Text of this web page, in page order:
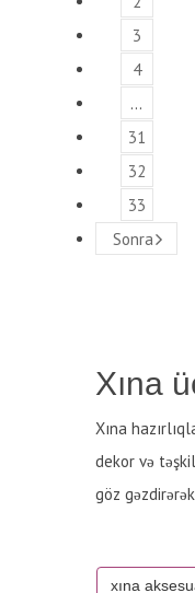
3
4
…
31
32
33
Sonra
Xına
Xına
dekor və
göz
xına